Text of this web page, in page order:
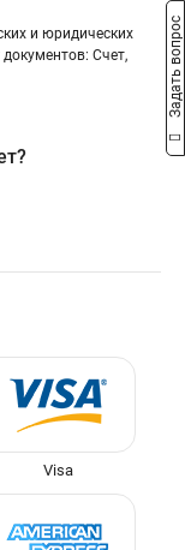
и юридических
Счет,
Visa
Задать вопрос